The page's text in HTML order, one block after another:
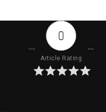
0
Article Rating